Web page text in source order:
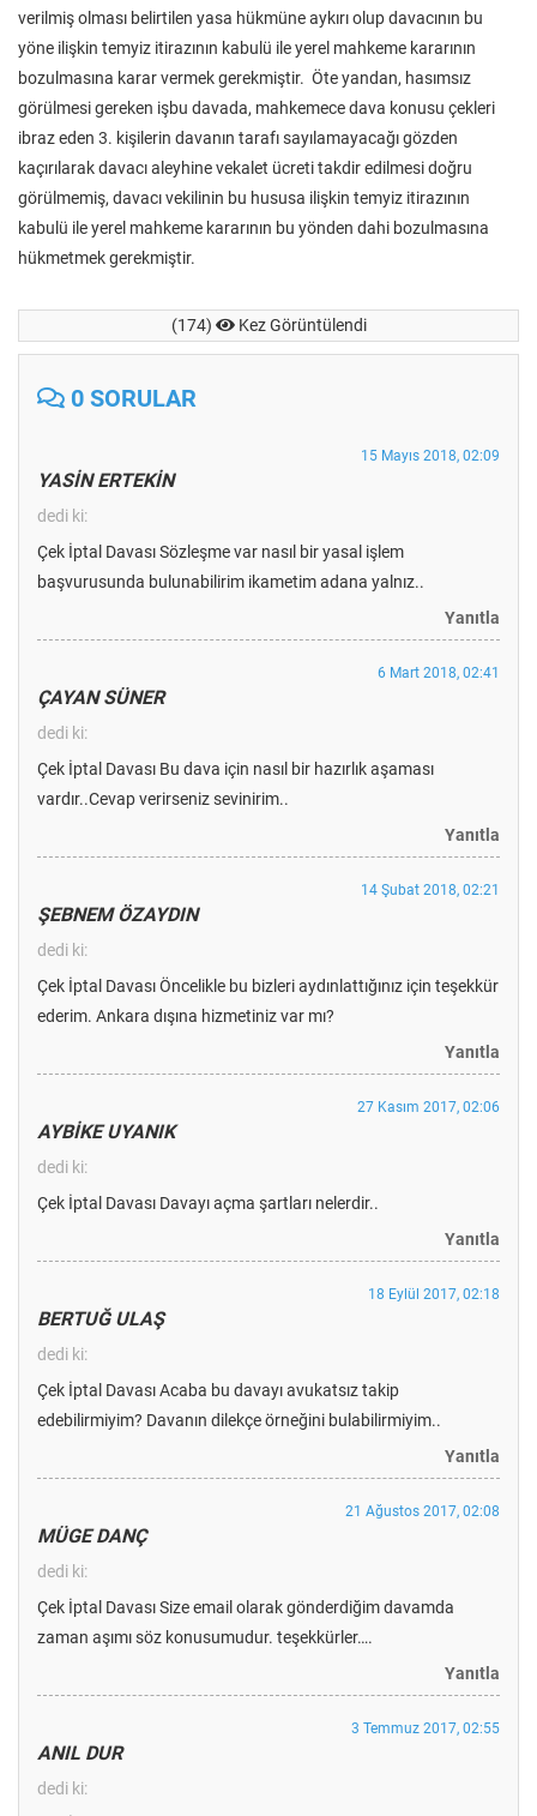
verilmiş olması belirtilen yasa hükmüne aykırı olup davacının bu
yöne ilişkin temyiz itirazının kabulü ile yerel mahkeme kararının
bozulmasına karar vermek gerekmiştir. Öte yandan, hasımsız
görülmesi gereken işbu davada, mahkemece dava konusu çekleri
ibraz eden 3. kişilerin davanın tarafı sayılamayacağı gözden
kaçırılarak davacı aleyhine vekalet ücreti takdir edilmesi doğru
görülmemiş, davacı vekilinin bu hususa ilişkin temyiz itirazının
kabulü ile yerel mahkeme kararının bu yönden dahi bozulmasına
hükmetmek gerekmiştir.
(174) Kez Görüntülendi
0 SORULAR
YASİN ERTEKİN
dedi ki:
15 Mayıs 2018, 02:09
Çek İptal Davası Sözleşme var nasıl bir yasal işlem
başvurusunda bulunabilirim ikametim adana yalnız..
Yanıtla
ÇAYAN SÜNER
dedi ki:
6 Mart 2018, 02:41
Çek İptal Davası Bu dava için nasıl bir hazırlık aşaması
vardır..Cevap verirseniz sevinirim..
Yanıtla
ŞEBNEM ÖZAYDIN
dedi ki:
14 Şubat 2018, 02:21
Çek İptal Davası Öncelikle bu bizleri aydınlattığınız için teşekkür
ederim. Ankara dışına hizmetiniz var mı?
Yanıtla
AYBİKE UYANIK
dedi ki:
27 Kasım 2017, 02:06
Çek İptal Davası Davayı açma şartları nelerdir..
Yanıtla
BERTUĞ ULAŞ
dedi ki:
18 Eylül 2017, 02:18
Çek İptal Davası Acaba bu davayı avukatsız takip
edebilirmiyim? Davanın dilekçe örneğini bulabilirmiyim..
Yanıtla
MÜGE DANÇ
dedi ki:
21 Ağustos 2017, 02:08
Çek İptal Davası Size email olarak gönderdiğim davamda
zaman aşımı söz konusumudur. teşekkürler….
Yanıtla
ANIL DUR
dedi ki:
3 Temmuz 2017, 02:55